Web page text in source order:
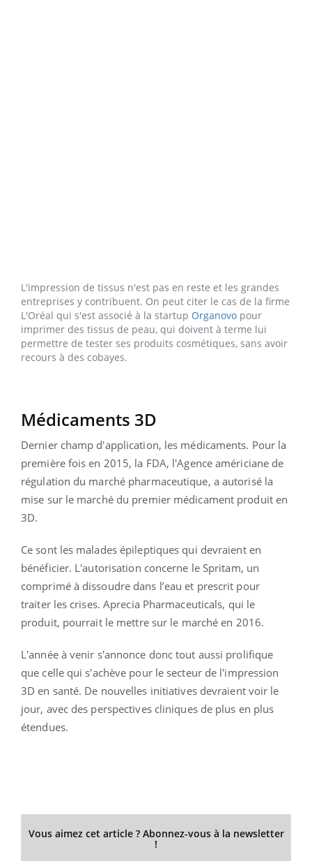
L'impression de tissus n'est pas en reste et les grandes
entreprises y contribuent. On peut citer le cas de la firme
L'Oréal qui s'est associé à la startup Organovo pour
imprimer des tissus de peau, qui doivent à terme lui
permettre de tester ses produits cosmétiques, sans avoir
recours à des cobayes.
Médicaments 3D
Dernier champ d'application, les médicaments. Pour la
première fois en 2015, la FDA, l'Agence américiane de
régulation du marché pharmaceutique, a autorisé la
mise sur le marché du premier médicament produit en
3D.
Ce sont les malades épileptiques qui devraient en
bénéficier. L'autorisation concerne le Spritam, un
comprimé à dissoudre dans l’eau et prescrit pour
traiter les crises. Aprecia Pharmaceuticals, qui le
produit, pourrait le mettre sur le marché en 2016.
L'année à venir s'annonce donc tout aussi prolifique
que celle qui s'achève pour le secteur de l'impression
3D en santé. De nouvelles initiatives devraient voir le
jour, avec des perspectives cliniques de plus en plus
étendues.
Vous aimez cet article ? Abonnez-vous à la newsletter
!